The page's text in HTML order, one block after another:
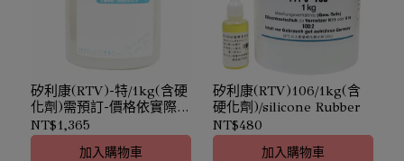
矽利康(RTV)-特/1kg(含硬
化劑)需預訂-價格依實際採
購時價確認/Silicone
Rubber (Food Grade)
NT$1,365
加入購物車
矽利康(RTV)106/1kg(含
硬化劑)/silicone Rubber
NT$480
加入購物車